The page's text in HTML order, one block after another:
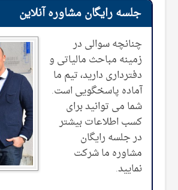
جلسه رایگان مشاوره آنلاین
چنانچه سوالی در
زمینه مباحث مالیاتی و
دفترداری دارید، تیم‌ ما
آماده پاسخگویی است.
شما می توانید برای
کسب اطلاعات بیشتر
در جلسه رایگان
مشاوره ما شرکت
نمایید.